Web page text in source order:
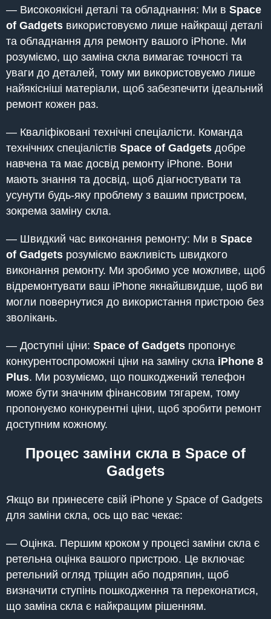
— Високоякісні деталі та обладнання: Ми в Space
of Gadgets використовуємо лише найкращі деталі
та обладнання для ремонту вашого iPhone. Ми
розуміємо, що заміна скла вимагає точності та
уваги до деталей, тому ми використовуємо лише
найякісніші матеріали, щоб забезпечити ідеальний
ремонт кожен раз.
— Кваліфіковані технічні спеціалісти. Команда
технічних спеціалістів Space of Gadgets добре
навчена та має досвід ремонту iPhone. Вони
мають знання та досвід, щоб діагностувати та
усунути будь-яку проблему з вашим пристроєм,
зокрема заміну скла.
— Швидкий час виконання ремонту: Ми в Space
of Gadgets розуміємо важливість швидкого
виконання ремонту. Ми зробимо усе можливе, щоб
відремонтувати ваш iPhone якнайшвидше, щоб ви
могли повернутися до використання пристрою без
зволікань.
— Доступні ціни: Space of Gadgets пропонує
конкурентоспроможні ціни на заміну скла iPhone 8
Plus. Ми розуміємо, що пошкоджений телефон
може бути значним фінансовим тягарем, тому
пропонуємо конкурентні ціни, щоб зробити ремонт
доступним кожному.
Процес заміни скла в Space of
Gadgets
Якщо ви принесете свій iPhone у Space of Gadgets
для заміни скла, ось що вас чекає:
— Оцінка. Першим кроком у процесі заміни скла є
ретельна оцінка вашого пристрою. Це включає
ретельний огляд тріщин або подряпин, щоб
визначити ступінь пошкодження та переконатися,
що заміна скла є найкращим рішенням.